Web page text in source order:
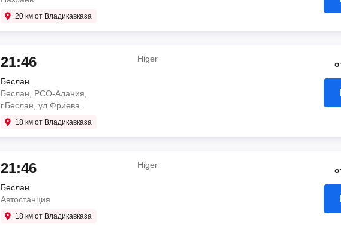
20 км от Владикавказа
21:46
Беслан
Беслан, РСО-Алания,
г.Беслан, ул.Фриева
18 км от Владикавказа
Higer
21:46
Беслан
Автостанция
18 км от Владикавказа
Higer